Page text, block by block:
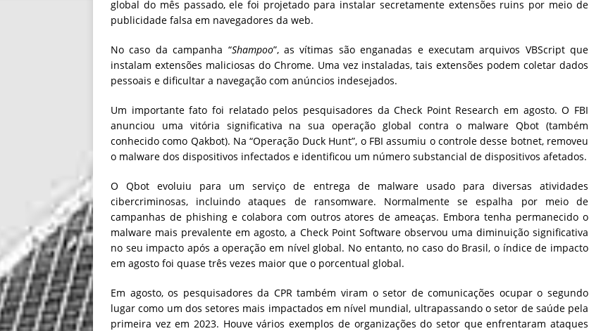
global do mês passado, ele foi projetado para instalar secretamente extensões ruins por meio de
publicidade falsa em navegadores da web.
No caso da campanha “Shampoo”, as vítimas são enganadas e executam arquivos VBScript que
instalam extensões maliciosas do Chrome. Uma vez instaladas, tais extensões podem coletar dados
pessoais e dificultar a navegação com anúncios indesejados.
Um importante fato foi relatado pelos pesquisadores da Check Point Research em agosto. O FBI
anunciou uma vitória significativa na sua operação global contra o malware Qbot (também
conhecido como Qakbot). Na “Operação Duck Hunt”, o FBI assumiu o controle desse botnet, removeu
o malware dos dispositivos infectados e identificou um número substancial de dispositivos afetados.
O Qbot evoluiu para um serviço de entrega de malware usado para diversas atividades
cibercriminosas, incluindo ataques de ransomware. Normalmente se espalha por meio de
campanhas de phishing e colabora com outros atores de ameaças. Embora tenha permanecido o
malware mais prevalente em agosto, a Check Point Software observou uma diminuição significativa
no seu impacto após a operação em nível global. No entanto, no caso do Brasil, o índice de impacto
em agosto foi quase três vezes maior que o porcentual global.
Em agosto, os pesquisadores da CPR também viram o setor de comunicações ocupar o segundo
lugar como um dos setores mais impactados em nível mundial, ultrapassando o setor de saúde pela
primeira vez em 2023. Houve vários exemplos de organizações do setor que enfrentaram ataques